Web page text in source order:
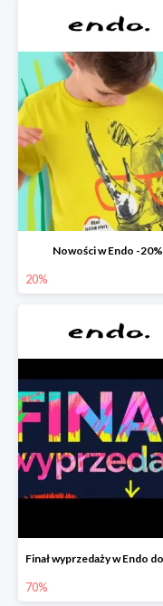
Nowości w Endo -20%
20%
70%